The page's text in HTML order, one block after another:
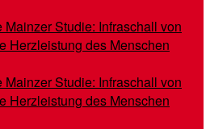
Mainzer Studie: Infraschall von
Herzleistung des Menschen
Mainzer Studie: Infraschall von
Herzleistung des Menschen